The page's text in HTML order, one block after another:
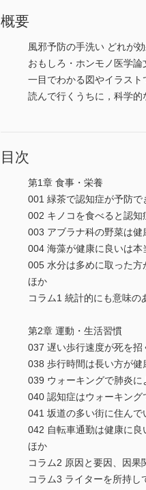
概要
風邪予防の手洗い どれが
おもしろ・ホンモノ医学
一目でわかる図やイラスト
読んで行くうちに，科学的
目次
第1章 食事・栄養
001 緑茶で認知症が予防で
002 キノコを食べると認知
003 アブラナ科の野菜は健
004 海藻が健康に良いは本
005 水分は多めに取った方
ほか
コラム1 統計的にも意味の
第2章 運動・生活習慣
037 遅い歩行速度が死を招
038 歩行時間は長い方が健
039 ウォーキングで肺炎に
040 認知症はウォーキング
041 坂道の多い街に住んで
042 自転車通勤は健康に良
ほか
コラム2 原因と要因、因果
コラム3 ライターを所持し